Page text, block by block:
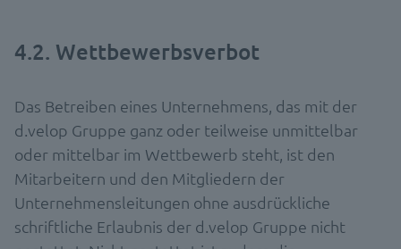
4.2. Wettbewerbsverbot
Das Betreiben eines Unternehmens, das mit der
d.velop Gruppe ganz oder teilweise unmittelbar
oder mittelbar im Wettbewerb steht, ist den
Mitarbeitern und den Mitgliedern der
Unternehmensleitungen ohne ausdrückliche
schriftliche Erlaubnis der d.velop Gruppe nicht